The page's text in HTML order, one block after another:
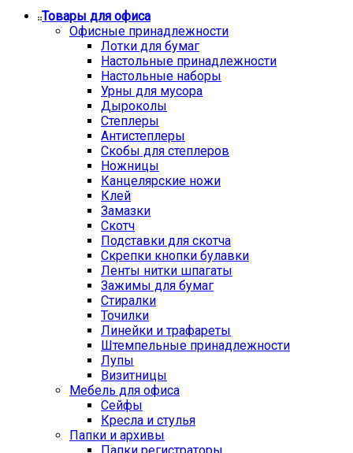
Товары для офиса
Офисные принадлежности
Лотки для бумаг
Настольные принадлежности
Настольные наборы
Урны для мусора
Дыроколы
Степлеры
Антистеплеры
Скобы для степлеров
Ножницы
Канцелярские ножи
Клей
Замазки
Скотч
Подставки для скотча
Скрепки кнопки булавки
Ленты нитки шпагаты
Зажимы для бумаг
Стиралки
Точилки
Линейки и трафареты
Штемпельные принадлежности
Лупы
Визитницы
Мебель для офиса
Сейфы
Кресла и стулья
Папки и архивы